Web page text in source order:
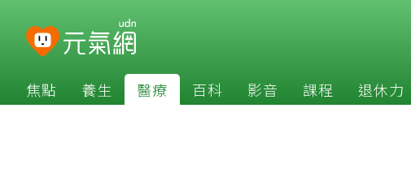
焦點 養生 醫療 百科 影音 課程 退休力